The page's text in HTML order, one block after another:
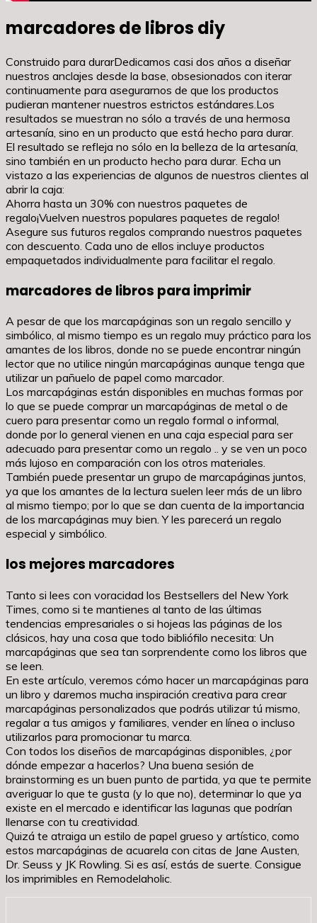
marcadores de libros diy
Construido para durarDedicamos casi dos años a diseñar
nuestros anclajes desde la base, obsesionados con iterar
continuamente para asegurarnos de que los productos
pudieran mantener nuestros estrictos estándares.Los
resultados se muestran no sólo a través de una hermosa
artesanía, sino en un producto que está hecho para durar.
El resultado se refleja no sólo en la belleza de la artesanía,
sino también en un producto hecho para durar. Echa un
vistazo a las experiencias de algunos de nuestros clientes al
abrir la caja:
Ahorra hasta un 30% con nuestros paquetes de
regalo¡Vuelven nuestros populares paquetes de regalo!
Asegure sus futuros regalos comprando nuestros paquetes
con descuento. Cada uno de ellos incluye productos
empaquetados individualmente para facilitar el regalo.
marcadores de libros para imprimir
A pesar de que los marcapáginas son un regalo sencillo y
simbólico, al mismo tiempo es un regalo muy práctico para los
amantes de los libros, donde no se puede encontrar ningún
lector que no utilice ningún marcapáginas aunque tenga que
utilizar un pañuelo de papel como marcador.
Los marcapáginas están disponibles en muchas formas por
lo que se puede comprar un marcapáginas de metal o de
cuero para presentar como un regalo formal o informal,
donde por lo general vienen en una caja especial para ser
adecuado para presentar como un regalo .. y se ven un poco
más lujoso en comparación con los otros materiales.
También puede presentar un grupo de marcapáginas juntos,
ya que los amantes de la lectura suelen leer más de un libro
al mismo tiempo; por lo que se dan cuenta de la importancia
de los marcapáginas muy bien. Y les parecerá un regalo
especial y simbólico.
los mejores marcadores
Tanto si lees con voracidad los Bestsellers del New York
Times, como si te mantienes al tanto de las últimas
tendencias empresariales o si hojeas las páginas de los
clásicos, hay una cosa que todo bibliófilo necesita: Un
marcapáginas que sea tan sorprendente como los libros que
se leen.
En este artículo, veremos cómo hacer un marcapáginas para
un libro y daremos mucha inspiración creativa para crear
marcapáginas personalizados que podrás utilizar tú mismo,
regalar a tus amigos y familiares, vender en línea o incluso
utilizarlos para promocionar tu marca.
Con todos los diseños de marcapáginas disponibles, ¿por
dónde empezar a hacerlos? Una buena sesión de
brainstorming es un buen punto de partida, ya que te permite
averiguar lo que te gusta (y lo que no), determinar lo que ya
existe en el mercado e identificar las lagunas que podrían
llenarse con tu creatividad.
Quizá te atraiga un estilo de papel grueso y artístico, como
estos marcapáginas de acuarela con citas de Jane Austen,
Dr. Seuss y JK Rowling. Si es así, estás de suerte. Consigue
los imprimibles en Remodelaholic.